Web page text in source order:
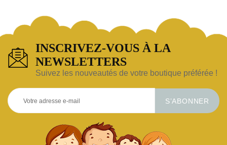
INSCRIVEZ-VOUS À LA
NEWSLETTERS
Suivez les nouveautés de votre boutique préférée !
S’ABONNER